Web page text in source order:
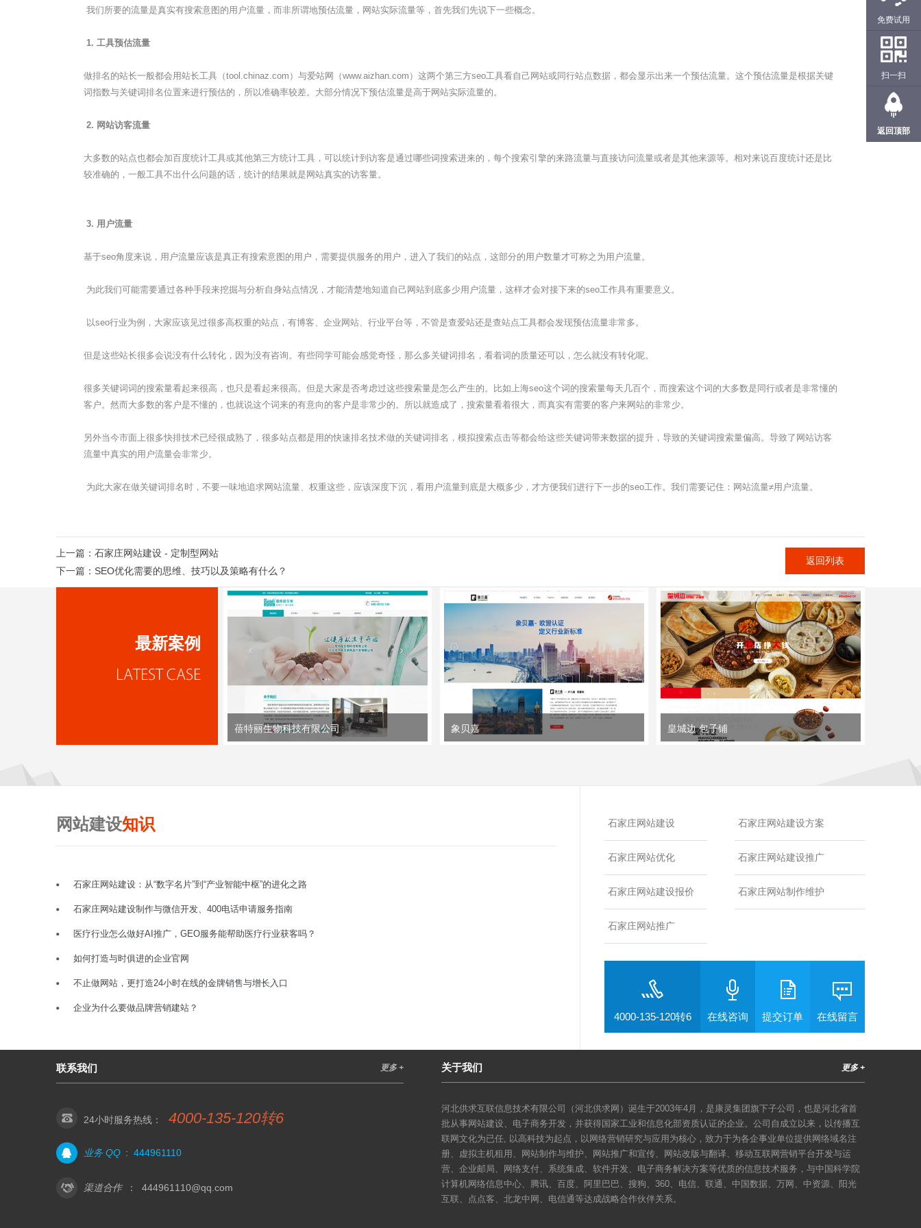
我们所要的流量是真实有搜索意图的用户流量，而非所谓地预估流量，网站实际流量等，首先我们先说下一些概念。
1. 工具预估流量
做排名的站长一般都会用站长工具（tool.chinaz.com）与爱站网（www.aizhan.com）这两个第三方seo工具看自己网站或同行站点数据，都会显示出来一个预估流量。这个预估流量是根据关键
词指数与关键词排名位置来进行预估的，所以准确率较差。大部分情况下预估流量是高于网站实际流量的。
2. 网站访客流量
大多数的站点也都会加百度统计工具或其他第三方统计工具，可以统计到访客是通过哪些词搜索进来的，每个搜索引擎的来路流量与直接访问流量或者是其他来源等。相对来说百度统计还是比
较准确的，一般工具不出什么问题的话，统计的结果就是网站真实的访客量。
3. 用户流量
基于seo角度来说，用户流量应该是真正有搜索意图的用户，需要提供服务的用户，进入了我们的站点，这部分的用户数量才可称之为用户流量。
为此我们可能需要通过各种手段来挖掘与分析自身站点情况，才能清楚地知道自己网站到底多少用户流量，这样才会对接下来的seo工作具有重要意义。
以seo行业为例，大家应该见过很多高权重的站点，有博客、企业网站、行业平台等，不管是查爱站还是查站点工具都会发现预估流量非常多。
但是这些站长很多会说没有什么转化，因为没有咨询。有些同学可能会感觉奇怪，那么多关键词排名，看着词的质量还可以，怎么就没有转化呢。
很多关键词词的搜索量看起来很高，也只是看起来很高。但是大家是否考虑过这些搜索量是怎么产生的。比如上海seo这个词的搜索量每天几百个，而搜索这个词的大多数是同行或者是非常懂的
客户。然而大多数的客户是不懂的，也就说这个词来的有意向的客户是非常少的。所以就造成了，搜索量看着很大，而真实有需要的客户来网站的非常少。
另外当今市面上很多快排技术已经很成熟了，很多站点都是用的快速排名技术做的关键词排名，模拟搜索点击等都会给这些关键词带来数据的提升，导致的关键词搜索量偏高。导致了网站访客
流量中真实的用户流量会非常少。
为此大家在做关键词排名时，不要一味地追求网站流量、权重这些，应该深度下沉，看用户流量到底是大概多少，才方便我们进行下一步的seo工作。我们需要记住：网站流量≠用户流量。
上一篇： 石家庄网站建设 - 定制型网站
下一篇： SEO优化需要的思维、技巧以及策略有什么？
返回列表
最新案例
蓓特丽生物科技有限公司 象贝嘉 皇城边 包子铺
网站建设知识
石家庄网站建设：从“数字名片”到“产业智能中枢”的进化之路
石家庄网站建设制作与微信开发、400电话申请服务指南
医疗行业怎么做好AI推广，GEO服务能帮助医疗行业获客吗？
如何打造与时俱进的企业官网
不止做网站，更打造24小时在线的金牌销售与增长入口
企业为什么要做品牌营销建站？
石家庄网站建设
石家庄网站优化
石家庄网站建设报价
石家庄网站推广
石家庄网站建设方案
石家庄网站建设推广
石家庄网站制作维护
4000-135-120转6 在线咨询 提交订单 在线留言
更多 +
联系我们
24小时服务热线： 4000-135-120转6
业务 QQ : 444961110
渠道合作 ： 444961110@qq.com
更多 +
关于我们
河北供求互联信息技术有限公司（河北供求网）诞生于2003年4月，是康灵集团旗下子公司，也是河北省首
批从事网站建设、电子商务开发，并获得国家工业和信息化部资质认证的企业。公司自成立以来，以传播互
联网文化为已任, 以高科技为起点，以网络营销研究与应用为核心，致力于为各企事业单位提供网络域名注
册、虚拟主机租用、网站制作与维护、网站推广和宣传、网站改版与翻译、移动互联网营销平台开发与运
营、企业邮局、网络支付、系统集成、软件开发、电子商务解决方案等优质的信息技术服务，与中国科学院
计算机网络信息中心、腾讯、百度、阿里巴巴、搜狗、360、电信、联通、中国数据、万网、中资源、阳光
互联、点点客、北龙中网、电信通等达成战略合作伙伴关系。
免费试用
扫一扫
返回顶部